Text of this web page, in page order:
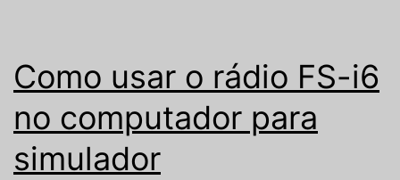
Como usar o rádio FS-i6
no computador para
simulador